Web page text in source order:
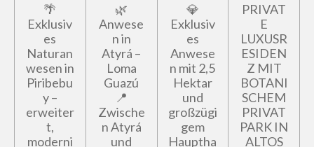
🌴
Exklusiv
es
Naturan
wesen in
Piribebu
y –
erweiter
t,
moderni
🌿
Anwese
n in
Atyrá –
Loma
Guazú
📍
Zwische
n Atyrá
und
💎
Exklusiv
es
Anwese
n mit 2,5
Hektar
und
großzügi
gem
Hauptha
PRIVAT
E
LUXUSR
ESIDEN
Z MIT
BOTANI
SCHEM
PRIVAT
PARK IN
ALTOS